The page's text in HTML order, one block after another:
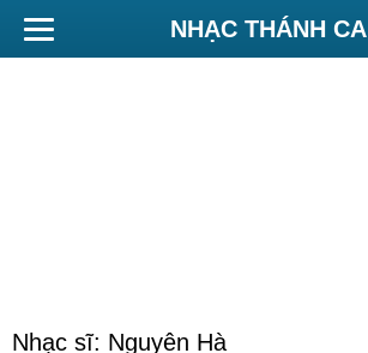
NHẠC THÁNH CA
Nhạc sĩ: Nguyên Hà